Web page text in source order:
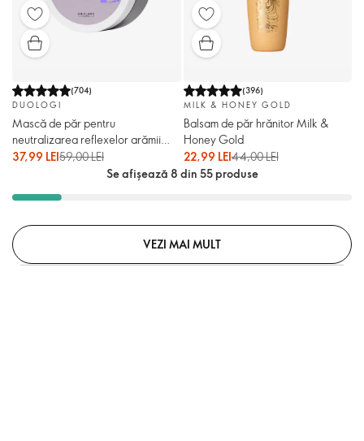
(704)
DUOLOGI
Mască de păr pentru
neutralizarea reflexelor arămii
DUOLOGI
37,99 LEI59,00 LEI
(396)
MILK & HONEY GOLD
Balsam de păr hrănitor Milk &
Honey Gold
22,99 LEI44,00 LEI
Se afișează 8 din 55 produse
VEZI MAI MULT